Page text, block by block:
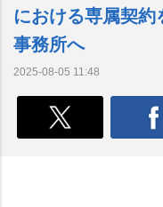
における専属契
事務所へ
2025-08-05 11:48